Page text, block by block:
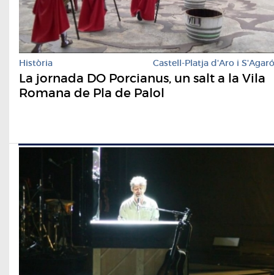
Història Castell-Platja d'Aro i S'Agaró
La jornada DO Porcianus, un salt a la Vila
Romana de Pla de Palol